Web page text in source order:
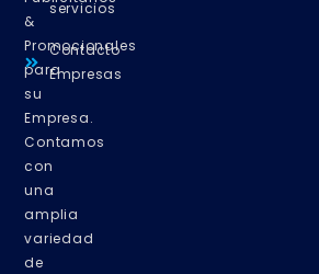
&
Promocionales
para
su
Empresa.
Contamos
con
una
amplia
variedad
de
servicios
Contacto
Empresas